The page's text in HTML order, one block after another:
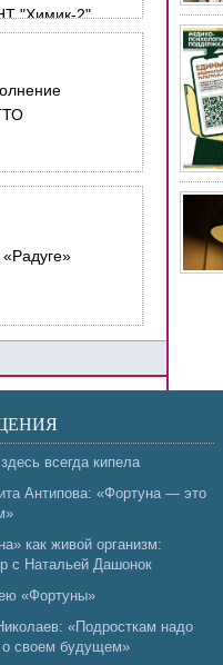
"Химик-2"
всегда кипела
Антипова: «Фортуна — это
как живой организм:
с Натальей Дашонок
«Фортуны»
«Подросткам надо
о своем будущем»